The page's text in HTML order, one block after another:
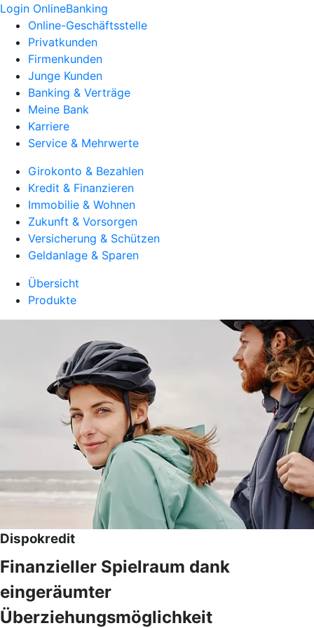
Login OnlineBanking
Online-Geschäftsstelle
Privatkunden
Firmenkunden
Junge Kunden
Banking & Verträge
Meine Bank
Karriere
Service & Mehrwerte
Girokonto & Bezahlen
Kredit & Finanzieren
Immobilie & Wohnen
Zukunft & Vorsorgen
Versicherung & Schützen
Geldanlage & Sparen
Übersicht
Produkte
Dispokredit
Finanzieller Spielraum dank
eingeräumter
Überziehungsmöglichkeit